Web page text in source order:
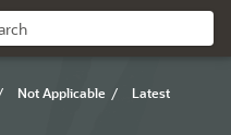
Not Applicable / Latest